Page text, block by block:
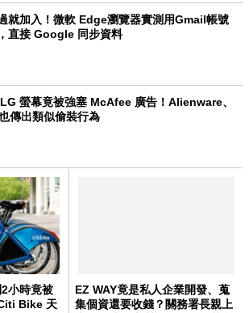
就加入！微軟 Edge瀏覽器實測用Gmail帳號
直接 Google 同步資料
螢幕竟被強塞 McAfee 廣告！Alienware、
傳出類似偷裝行為
小時竟被
Bike 天
EZ WAY竟是私人企業開發、蒐
集個資還要收錢？關務署長親上